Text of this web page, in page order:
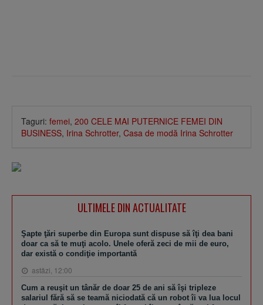
Taguri: femei, 200 CELE MAI PUTERNICE FEMEI DIN
BUSINESS, Irina Schrotter, Casa de modă Irina Schrotter
ULTIMELE DIN ACTUALITATE
Şapte ţări superbe din Europa sunt dispuse să îţi dea bani
doar ca să te muţi acolo. Unele oferă zeci de mii de euro,
dar există o condiţie importantă
astăzi, 12:00
Cum a reuşit un tânăr de doar 25 de ani să îşi tripleze
salariul fără să se teamă niciodată că un robot îi va lua locul